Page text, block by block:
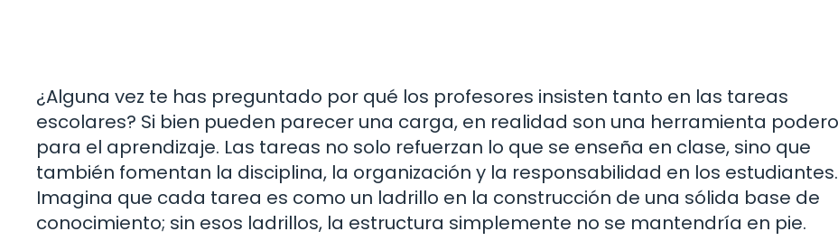
¿Alguna vez te has preguntado por qué los profesores insisten tanto en las tareas
escolares? Si bien pueden parecer una carga, en realidad son una herramienta
para el aprendizaje. Las tareas no solo refuerzan lo que se enseña en clase, sino que
también fomentan la disciplina, la organización y la responsabilidad en los estudiantes.
Imagina que cada tarea es como un ladrillo en la construcción de una sólida base de
conocimiento; sin esos ladrillos, la estructura simplemente no se mantendría en pie.